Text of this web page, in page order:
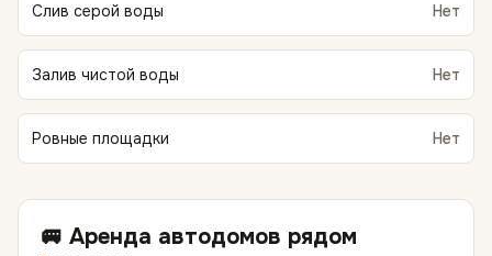
Слив серой воды Нет
Залив чистой воды Нет
Ровные площадки Нет
🚐 Аренда автодомов рядом